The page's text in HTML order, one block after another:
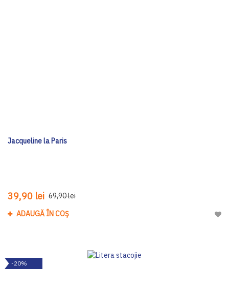
Jacqueline la Paris
39,90 lei 69,90 lei
ADAUGĂ ÎN COȘ
-20%